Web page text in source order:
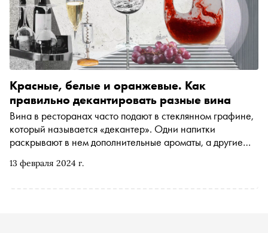
13 февраля 2024 г.
Красные, белые и оранжевые. Как
правильно декантировать разные вина
Вина в ресторанах часто подают в стеклянном графине,
который называется «декантер». Одни напитки
раскрывают в нем дополнительные ароматы, а другие
почему это происходит и какие вина декантер